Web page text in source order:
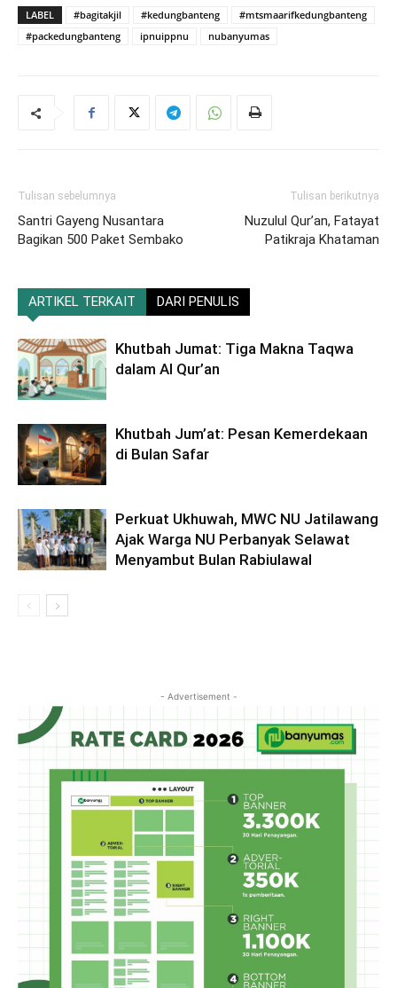
LABEL #bagitakjil #kedungbanteng
#mtsmaarifkedungbanteng
#packedungbanteng
ipnuippnu nubanyumas
Tulisan sebelumnya
Santri Gayeng Nusantara
Bagikan 500 Paket Sembako
Tulisan berikutnya
Nuzulul Qur’an, Fatayat
Patikraja Khataman
ARTIKEL TERKAIT DARI PENULIS
Khutbah Jumat: Tiga Makna Taqwa
dalam Al Qur’an
Khutbah Jum’at: Pesan Kemerdekaan
di Bulan Safar
Perkuat Ukhuwah, MWC NU Jatilawang
Ajak Warga NU Perbanyak Selawat
Menyambut Bulan Rabiulawal
- Advertisement -